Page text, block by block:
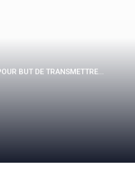
BUT DE TRANSMETTRE...